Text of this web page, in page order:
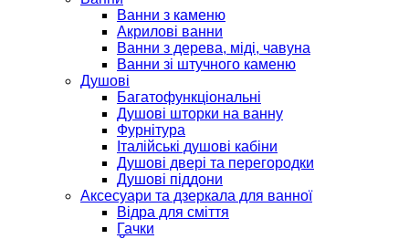
Ванни з каменю
Акрилові ванни
Ванни з дерева, міді, чавуна
Ванни зі штучного каменю
Душові
Багатофункціональні
Душові шторки на ванну
Фурнітура
Італійські душові кабіни
Душові двері та перегородки
Душові піддони
Аксесуари та дзеркала для ванної
Відра для сміття
Гачки